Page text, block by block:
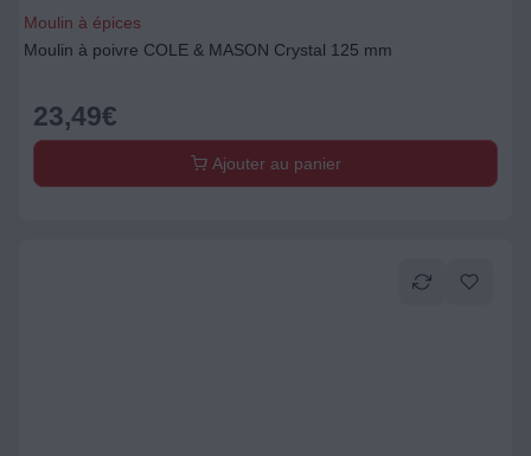
Moulin à épices
Moulin à poivre COLE & MASON Crystal 125 mm
23,49€
Ajouter au panier